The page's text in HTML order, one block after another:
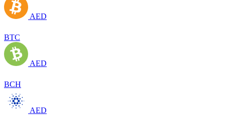
AED
BTC
AED
BCH
AED